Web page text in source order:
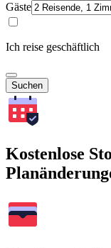
Gäste
Ich reise geschäftlich
Suchen
Kostenlose